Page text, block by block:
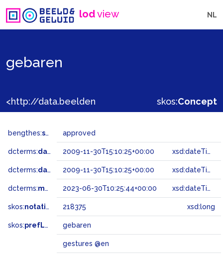
lodview NL
gebaren
skos:Concept
bengthes:status approved
dcterms:dateAccepted 2009-11-30T15:10:25+00:00 xsd:dateTime
dcterms:dateSubmitted 2009-11-30T15:10:25+00:00 xsd:dateTime
dcterms:modified 2023-06-30T10:25:44+00:00 xsd:dateTime
skos:notation 218375 xsd:long
skos:prefLabel gebaren
gestures @en